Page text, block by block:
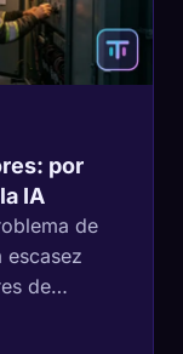
por
IA
de
escasez
de
al